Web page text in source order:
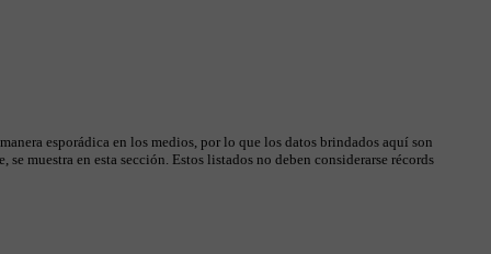
esporádica en los medios, por lo que los datos brindados aquí son
muestra en esta sección. Estos listados no deben considerarse récords